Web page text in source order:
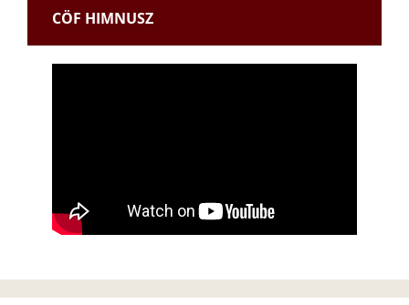
CÖF HIMNUSZ